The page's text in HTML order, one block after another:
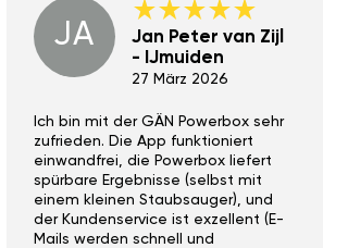
JA
Jan Peter van Zijl
- IJmuiden
27 März 2026
Ich bin mit der GÄN Powerbox sehr
zufrieden. Die App funktioniert
einwandfrei, die Powerbox liefert
spürbare Ergebnisse (selbst mit
einem kleinen Staubsauger), und
der Kundenservice ist exzellent (E-
Mails werden schnell und